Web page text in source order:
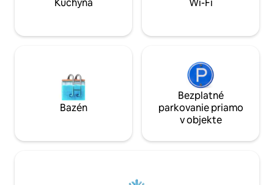
Kuchyňa Wi-Fi
Bazén
Bezplatné
parkovanie priamo
v objekte